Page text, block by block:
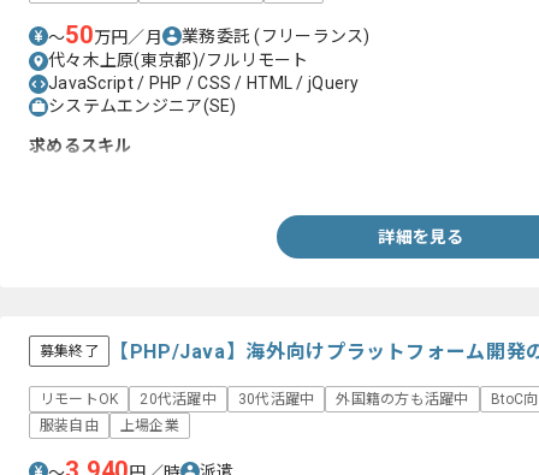
〜50万円／月 業務委託(フリーランス)
代々木上原(東京都)/フルリモート
JavaScript / PHP / CSS / HTML / jQuery
システムエンジニア(SE)
求めるスキル
詳細を見る
募集終了 【PHP/Java】海外向けプラットフォーム開発
リモートOK 20代活躍中 30代活躍中 外国籍の方も活躍中
BtoC
服装自由
上場企業
派遣